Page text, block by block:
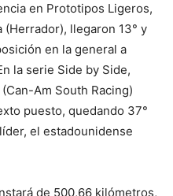
en Prototipos Ligeros,
llegaron 13° y
en la general a
la serie Side by Side,
Am South Racing)
puesto, quedando 37°
el estadounidense
de 500,66 kilómetros,